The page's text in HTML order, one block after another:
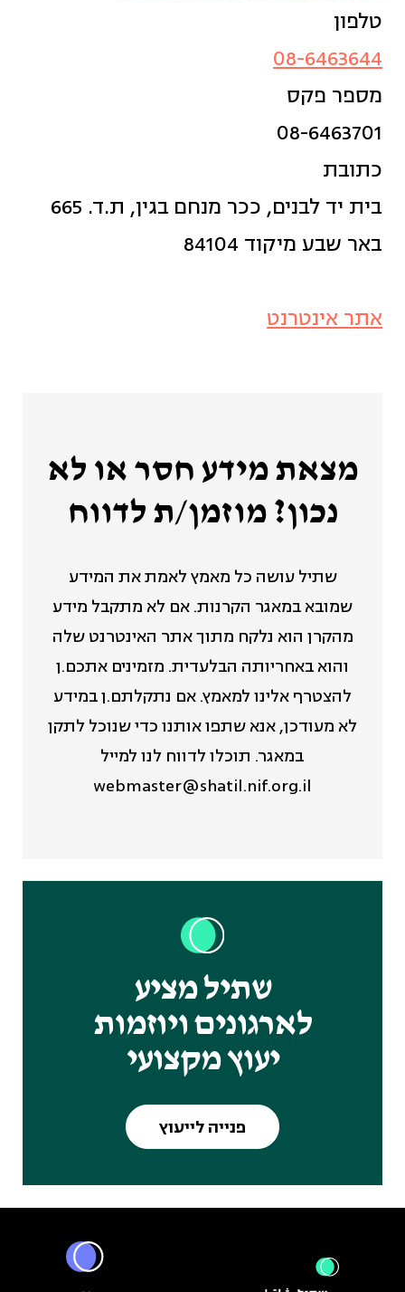
טלפון
08-6463644
מספר פקס
08-6463701
כתובת
בית יד לבנים, ככר מנחם בגין, ת.ד. 665
באר שבע מיקוד 84104
אתר אינטרנט
מצאת מידע חסר או לא
נכון? מוזמן/ת לדווח
שתיל עושה כל מאמץ לאמת את המידע
שמובא במאגר הקרנות. אם לא מתקבל מידע
מהקרן הוא נלקח מתוך אתר האינטרנט שלה
והוא באחריותה הבלעדית. מזמינים אתכם.ן
להצטרף אלינו למאמץ. אם נתקלתם.ן במידע
לא מעודכן, אנא שתפו אותנו כדי שנוכל לתקן
במאגר. תוכלו לדווח לנו למייל
webmaster@shatil.nif.org.il
שתיל מציע
לארגונים ויוזמות
יעוץ מקצועי
פנייה לייעוץ